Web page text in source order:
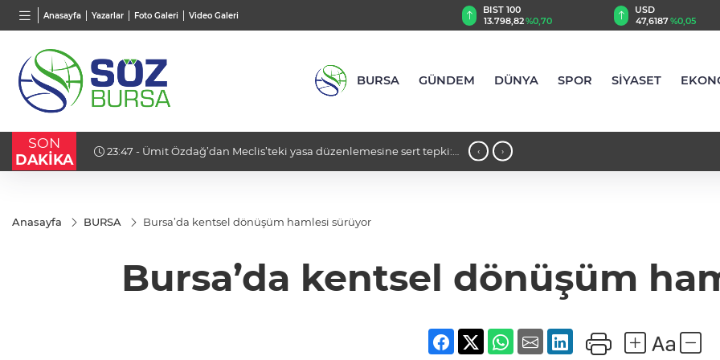
Anasayfa Yazarlar Foto Galeri Video Galeri
VND
0,0018 %0,02
GAU/TRY
6.507,51
USD
47,6187%0,05
54,8172
BURSA GÜNDEM DÜNYA SPOR SİYASET
SON
DAKİKA
tepki: 23:34 - Şahin Biba’dan TEKNOSAB KOBİ OSB açıklaması: "Stratejik bir 23:29 - Heybeliada Deniz Harp
‹ ›
Anasayfa BURSA Bursa’da kentsel dönüşüm hamlesi sürüyor
Bursa’da kentsel dönüşüm